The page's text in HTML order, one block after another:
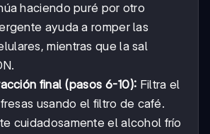
haciendo puré por otro
ayuda a romper las
mientras que la sal
final (pasos 6-10): Filtra el
usando el filtro de café.
cuidadosamente el alcohol frío